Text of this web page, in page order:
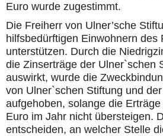
Euro wurde zugestimmt.
Die Freiherr von Ulner’sche
hilfsbedürftigen Einwohnern
unterstützen. Durch die
die Zinserträge der Ulner`schen
auswirkt, wurde die
von Ulner`schen Stiftung und
aufgehoben, solange die
Euro im Jahr nicht übersteigen.
entscheiden, an welcher Stelle